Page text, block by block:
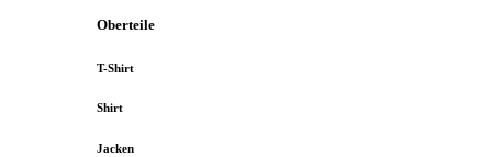
Oberteile
T-Shirt
Shirt
Jacken